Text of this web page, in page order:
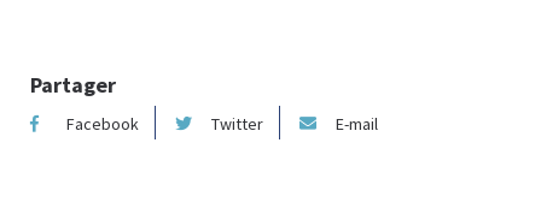
Partager
Facebook Twitter E-mail